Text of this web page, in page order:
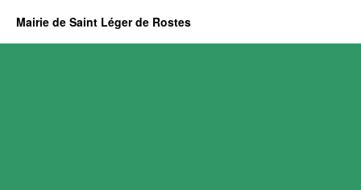
Mairie de Saint Léger de Rostes